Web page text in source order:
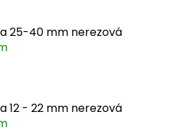
25-40 mm nerezová
12 - 22 mm nerezová